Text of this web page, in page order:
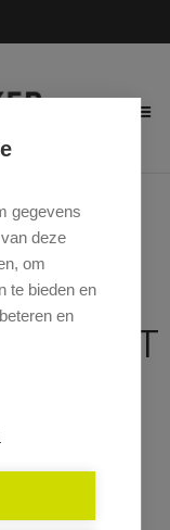
gegevens
deze
om
te bieden en
en